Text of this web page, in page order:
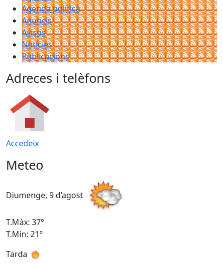
Agenda política
Anuncis
Avisos
Notícies
Publicacions
Adreces i telèfons
Accedeix
Meteo
Diumenge, 9 d’agost
T.Màx: 37°
T.Min: 21°
Tarda